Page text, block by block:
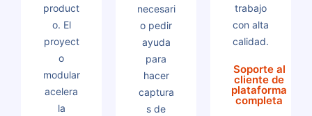
product
o. El
proyect
o
modular
acelera
la
necesari
o pedir
ayuda
para
hacer
captura
s de
trabajo
con alta
calidad.
Soporte al
cliente de
plataforma
completa